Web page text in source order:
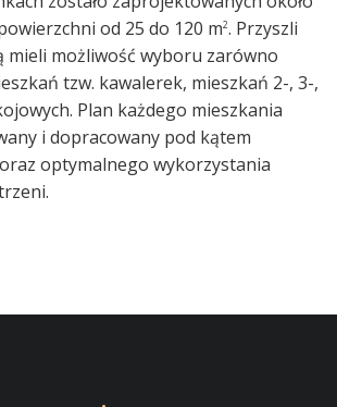
od 25 do 120 m2. Przyszli
mieli możliwość wyboru zarówno
tzw. kawalerek, mieszkań 2-, 3-,
Plan każdego mieszkania
i dopracowany pod kątem
optymalnego wykorzystania